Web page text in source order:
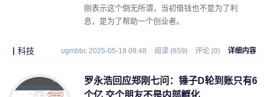
刚表示这个倒无所谓，当初借钱也不是为了利
息，是为了帮助一个创业者。
科技 ugmbbc 2025-05-19 09:48 阅读 (659) 评论 (0) 详细内容
罗永浩回应郑刚七问：锤子D轮到账只有6
个亿 交个朋友不是内部孵化